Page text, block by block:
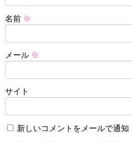
名前 ※
メール ※
サイト
新しいコメントをメールで通知